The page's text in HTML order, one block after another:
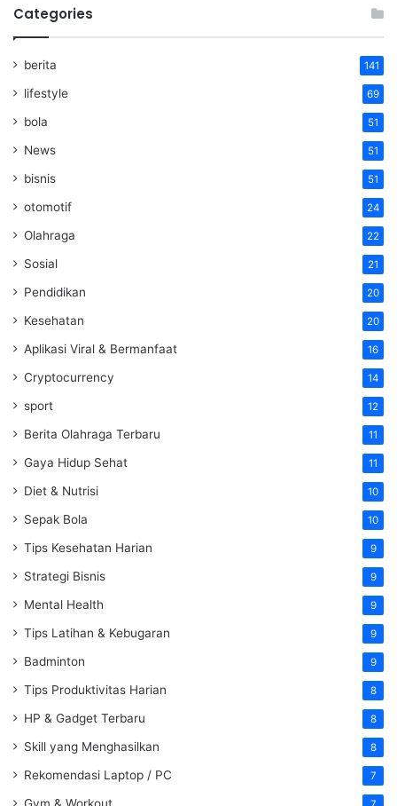
Categories
berita 141
lifestyle 69
bola 51
News 51
bisnis 51
otomotif 24
Olahraga 22
Sosial 21
Pendidikan 20
Kesehatan 20
Aplikasi Viral & Bermanfaat 16
Cryptocurrency 14
sport 12
Berita Olahraga Terbaru 11
Gaya Hidup Sehat 11
Diet & Nutrisi 10
Sepak Bola 10
Tips Kesehatan Harian 9
Strategi Bisnis 9
Mental Health 9
Tips Latihan & Kebugaran 9
Badminton 9
Tips Produktivitas Harian 8
HP & Gadget Terbaru 8
Skill yang Menghasilkan 8
Rekomendasi Laptop / PC 7
Gym & Workout